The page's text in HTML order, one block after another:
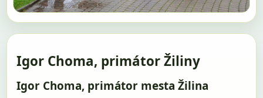
Igor Choma, primátor Žiliny
Igor Choma, primátor mesta Žilina